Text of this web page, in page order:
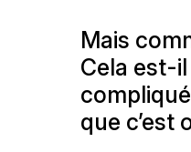
Mais
Cela est-
que c’est